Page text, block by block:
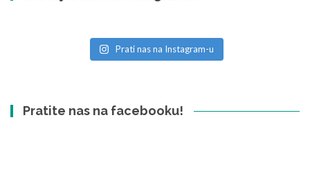
Prati nas na Instagram-u
Pratite nas na facebooku!